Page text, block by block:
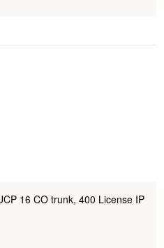
16 CO trunk, 400 License IP